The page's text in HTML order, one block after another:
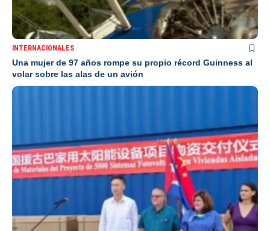
INTERNACIONALES
Una mujer de 97 años rompe su propio récord Guinness al
volar sobre las alas de un avión